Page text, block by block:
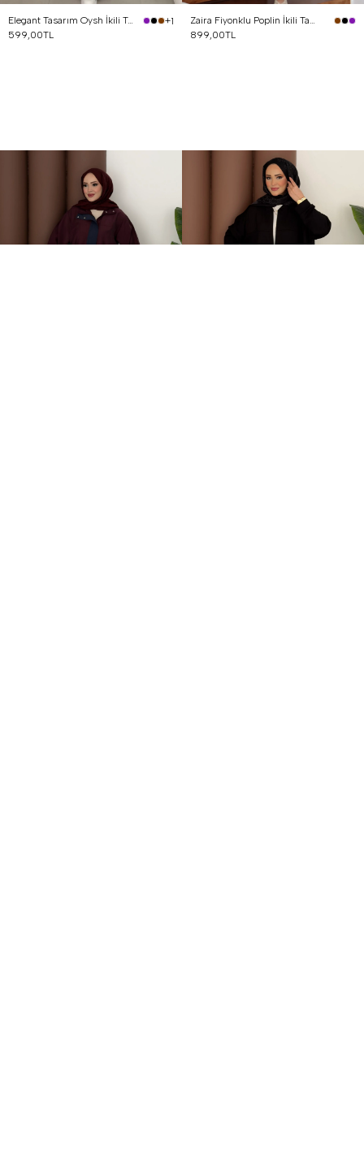
Elegant Tasarım Oysh İkili Takım Lacivert
+1
599,00TL
Zaira Fiyonklu Poplin İkili Takım Mürdüm
899,00TL